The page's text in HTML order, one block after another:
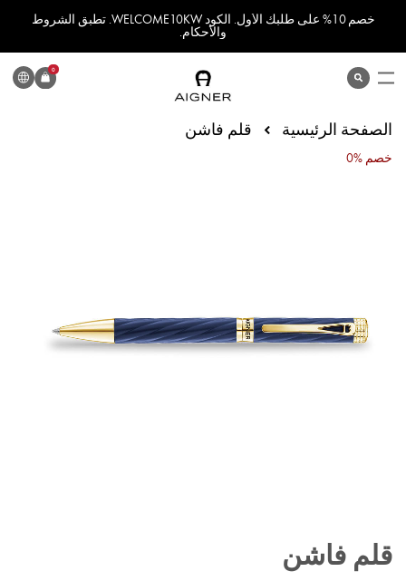
خصم 10% على طلبك الأول. الكود WELCOME10KW. تطبق الشروط
والأحكام.
search المنتج
اللغة
الصفحة الرئيسية قلم فاشن
انتقل
0% خصم
بداية
معرض
قلم فاشن